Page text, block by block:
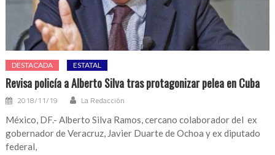
DESTACADA ESTATAL
Revisa policía a Alberto Silva tras protagonizar pelea en Cuba
2018/11/19 La Redacción
México, DF.- Alberto Silva Ramos, cercano colaborador del ex
gobernador de Veracruz, Javier Duarte de Ochoa y ex diputado
federal,